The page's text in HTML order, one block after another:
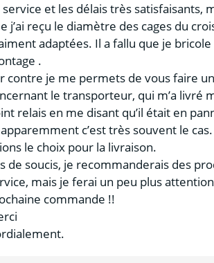
service et les délais très satisfaisants,
j’ai reçu le diamètre des cages du
adaptées. Il a fallu que je
.
contre je me permets de vous faire
le transporteur, qui m’a livré
relais en me disant qu’il était en
c’est très souvent le
le choix pour la livraison.
de soucis, je recommanderais des
mais je ferai un peu plus
commande !!